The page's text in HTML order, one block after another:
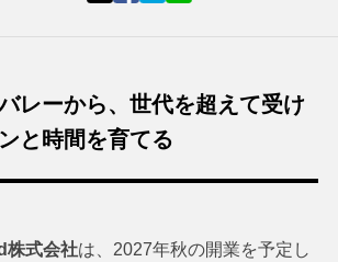
レーから、世代を超えて受け
と時間を育てる
株式会社は、2027年秋の開業を予定し